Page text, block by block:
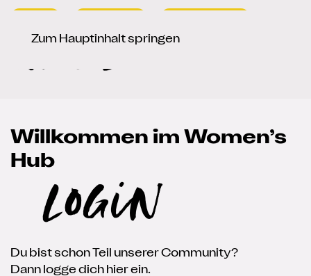
Zum Hauptinhalt springen
Sprache auswählen
de en
Willkommen im Women’s
Hub
Login
Du bist schon Teil unserer Community?
Dann logge dich hier ein.